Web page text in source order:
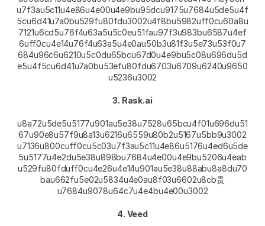
u7f3au5c11u4e86u4e00u4e9bu95dcu9175u7684u5de5u4f
5cu6d41u7a0bu529fu80fdu3002u4f8bu5982uff0cu60a8u
7121u6cd5u76f4u63a5u5c0eu51fau97f3u983bu6587u4ef
6uff0cu4e14u76f4u63a5u4e0au50b3u81f3u5e73u53f0u7
684u96c6u6210u5c0du65bcu67d0u4e9bu5c08u696du5d
e5u4f5cu6d41u7a0bu53efu80fdu6703u6709u6240u9650
u5236u3002
3. Rask.ai
u8a72u5de5u5177u901au5e38u7528u65bcu4f01u696du51
67u90e8u57f9u8a13u6216u6559u80b2u5167u5bb9u3002
u7136u800cuff0cu5c03u7f3au5c11u4e86u5176u4ed6u5de
5u5177u4e2du5e38u898bu7684u4e00u4e9bu5206u4eab
u529fu80fduff0cu4e26u4e14u901au5e38u88abu8a8du70
bau662fu5e02u5834u4e0au8f03u6602u8cb贵
u7684u9078u64c7u4e4bu4e00u3002
4. Veed